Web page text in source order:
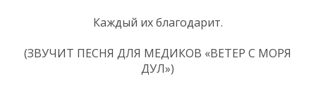
Каждый их благодарит.
(ЗВУЧИТ ПЕСНЯ ДЛЯ МЕДИКОВ «ВЕТЕР С МОРЯ
ДУЛ»)